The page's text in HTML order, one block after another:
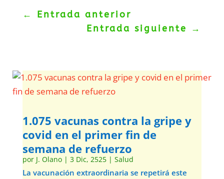
← Entrada anterior
Entrada siguiente
→
1.075 vacunas contra la gripe y
covid en el primer fin de
semana de refuerzo
por J. Olano| 3 Dic, 2525| Salud
La vacunación extraordinaria se repetirá este